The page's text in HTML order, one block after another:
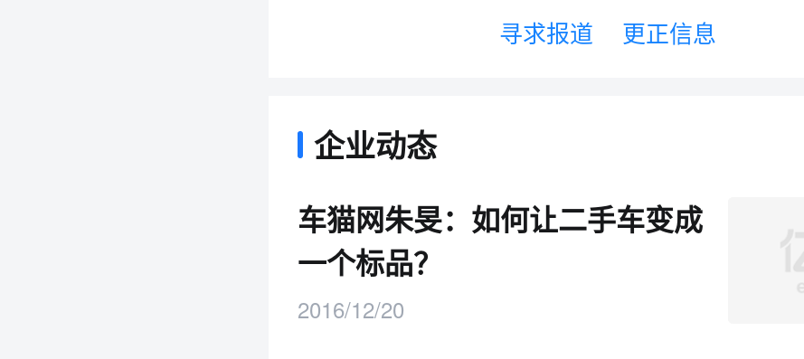
寻求报道
更正信息
企业动态
车猫网朱旻：如何让二手车变成
一个标品？
2016/12/20